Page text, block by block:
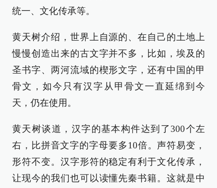
统一、文化传承等。
黄天树介绍，世界上自源的、在自己的土地上
慢慢创造出来的古文字并不多，比如，埃及的
圣书字、两河流域的楔形文字，还有中国的甲
骨文，如今只有汉字从甲骨文一直延绵到今
天，仍在使用。
黄天树谈道，汉字的基本构件达到了300个左
右，比拼音文字的字母要多10倍。声符易变，
形符不变。汉字形符的稳定有利于文化传承，
让现今的我们也可以读懂先秦书籍。这就是中